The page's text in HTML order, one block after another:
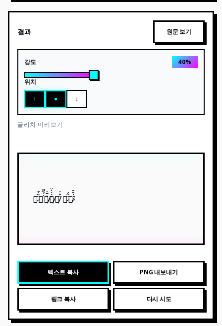
결과 원문 보기
강도 40%
위치
↑
● ↓
글리치 미리보기
안̷̶̵̵̈̃̇̃녕̶̶̶̄́́̋̃하̸̷̸̵́̄̄̇세̵̸̸̀́́̀̆요̵̸̵̸̶̈̂̄́ 세̶̷̵̈̈́계̸̶̶̷̇̀̂̂
텍스트 복사 PNG 내보내기
링크 복사 다시 시도